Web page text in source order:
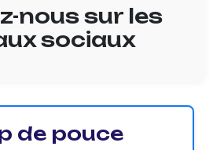
nous sur les
sociaux
de pouce